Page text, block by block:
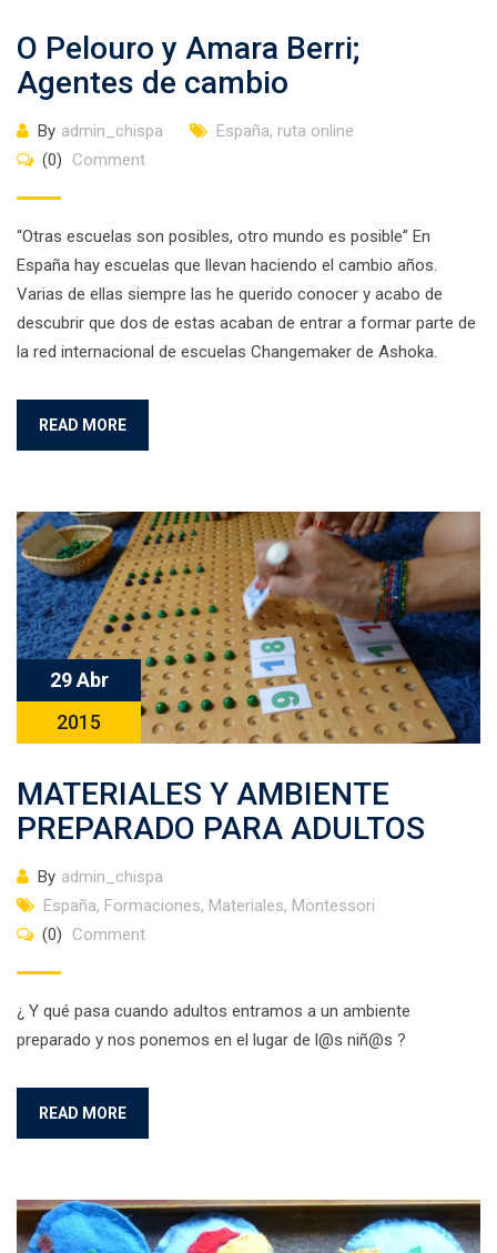
O Pelouro y Amara Berri;
Agentes de cambio
By admin_chispa España, ruta online
(0)
Comment
“Otras escuelas son posibles, otro mundo es posible” En
España hay escuelas que llevan haciendo el cambio años.
Varias de ellas siempre las he querido conocer y acabo de
descubrir que dos de estas acaban de entrar a formar parte de
la red internacional de escuelas Changemaker de Ashoka.
READ MORE
29 Abr
2015
MATERIALES Y AMBIENTE
PREPARADO PARA ADULTOS
By admin_chispa
España, Formaciones, Materiales, Montessori
(0)
Comment
¿ Y qué pasa cuando adultos entramos a un ambiente
preparado y nos ponemos en el lugar de l@s niñ@s ?
READ MORE